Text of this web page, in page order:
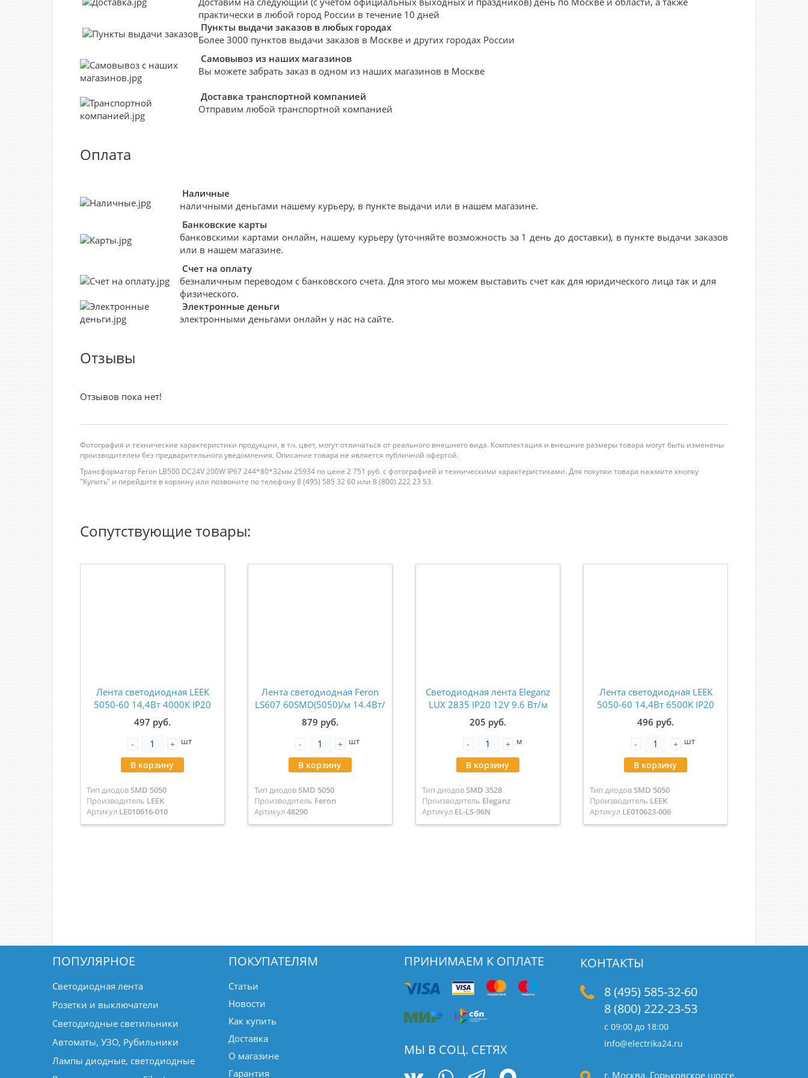
практически в любой город России в течение 10 дней
Пункты выдачи заказов в любых городах
Более 3000 пунктов выдачи заказов в Москве и других городах России
Самовывоз из наших магазинов
Вы можете забрать заказ в одном из наших магазинов в Москве
Доставка транспортной компанией
Отправим любой транспортной компанией
Оплата
Наличные
наличными деньгами нашему курьеру, в пункте выдачи или в нашем магазине.
Банковские карты
банковскими картами онлайн, нашему курьеру (уточняйте возможность за 1 день до доставки), в пункте выдачи заказов
или в нашем магазине.
Счет на оплату
безналичным переводом с банковского счета. Для этого мы можем выставить счет как для юридического лица так и для
физического.
Электронные деньги
электронными деньгами онлайн у нас на сайте.
Отзывы
Отзывов пока нет!
Фотография и технические характеристики продукции, в т.ч. цвет, могут отличаться от реального внешнего вида. Комплектация и внешние размеры товара могут быть изменены
производителем без предварительного уведомления. Описание товара не является публичной офертой.
Трансформатор Feron LB500 DC24V 200W IP67 244*80*32мм 25934 по цене 2 751 руб. с фотографией и техническими характеристиками. Для покупки товара нажмите кнопку
"Купить" и перейдите в корзину или позвоните по телефону 8 (495) 585 32 60 или 8 (800) 222 23 53.
Сопутствующие товары:
Лента светодиодная LEEK
5050-60 14,4Вт 4000K IP20
12В (5м) LE010616-010
497 руб.
- + шт
В корзину
Тип диодовSMD 5050
Производитель LEEK
Артикул LE010616-010
Лента светодиодная Feron
LS607 60SMD(5050)/м 14.4Вт/
м 12V 4000К IP65 5метров
48290
879 руб.
- + шт
В корзину
Тип диодовSMD 5050
Производитель Feron
Артикул48290
Светодиодная лента Eleganz
LUX 2835 IP20 12V 9.6 Вт/м
120 Led/м Нейтральный
белый 4500K (цена за метр)
EL-LS-96N
205 руб.
- + м
В корзину
Тип диодовSMD 3528
Производитель Eleganz
Артикул EL-LS-96N
Лента светодиодная LEEK
5050-60 14,4Вт 6500K IP20
24В (5м) LE010623-006
496 руб.
- + шт
В корзину
Тип диодовSMD 5050
Производитель LEEK
Артикул LE010623-006
ПОПУЛЯРНОЕ
Светодиодная лента
Розетки и выключатели
Светодиодные светильники
Автоматы, УЗО, Рубильники
Лампы диодные, светодиодные
ПОКУПАТЕЛЯМ
Статьи
Новости
Как купить
Доставка
О магазине
Гарантия
ПРИНИМАЕМ К ОПЛАТЕ
МЫ В СОЦ. СЕТЯХ
КОНТАКТЫ
8 (495) 585-32-60
8 (800) 222-23-53
с 09:00 до 18:00
info@electrika24.ru
г. Москва, Горьковское шоссе,